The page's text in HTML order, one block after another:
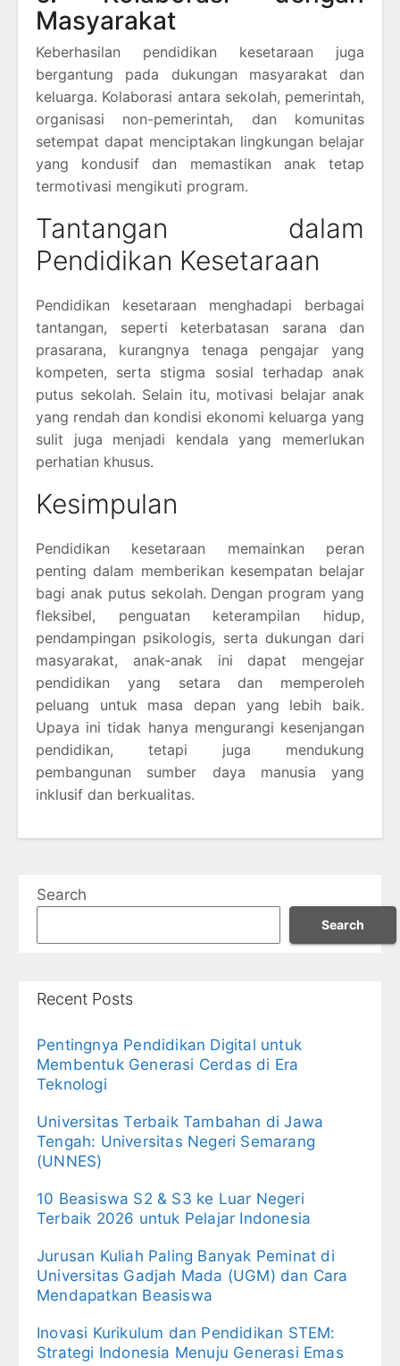
Masyarakat
Keberhasilan pendidikan kesetaraan juga
bergantung pada dukungan masyarakat dan
keluarga. Kolaborasi antara sekolah, pemerintah,
organisasi non-pemerintah, dan komunitas
setempat dapat menciptakan lingkungan belajar
yang kondusif dan memastikan anak tetap
termotivasi mengikuti program.
Tantangan dalam
Pendidikan Kesetaraan
Pendidikan kesetaraan menghadapi berbagai
tantangan, seperti keterbatasan sarana dan
prasarana, kurangnya tenaga pengajar yang
kompeten, serta stigma sosial terhadap anak
putus sekolah. Selain itu, motivasi belajar anak
yang rendah dan kondisi ekonomi keluarga yang
sulit juga menjadi kendala yang memerlukan
perhatian khusus.
Kesimpulan
Pendidikan kesetaraan memainkan peran
penting dalam memberikan kesempatan belajar
bagi anak putus sekolah. Dengan program yang
fleksibel, penguatan keterampilan hidup,
pendampingan psikologis, serta dukungan dari
masyarakat, anak-anak ini dapat mengejar
pendidikan yang setara dan memperoleh
peluang untuk masa depan yang lebih baik.
Upaya ini tidak hanya mengurangi kesenjangan
pendidikan, tetapi juga mendukung
pembangunan sumber daya manusia yang
inklusif dan berkualitas.
Search
Search
Recent Posts
Pentingnya Pendidikan Digital untuk
Membentuk Generasi Cerdas di Era
Teknologi
Universitas Terbaik Tambahan di Jawa
Tengah: Universitas Negeri Semarang
(UNNES)
10 Beasiswa S2 & S3 ke Luar Negeri
Terbaik 2026 untuk Pelajar Indonesia
Jurusan Kuliah Paling Banyak Peminat di
Universitas Gadjah Mada (UGM) dan Cara
Mendapatkan Beasiswa
Inovasi Kurikulum dan Pendidikan STEM:
Strategi Indonesia Menuju Generasi Emas